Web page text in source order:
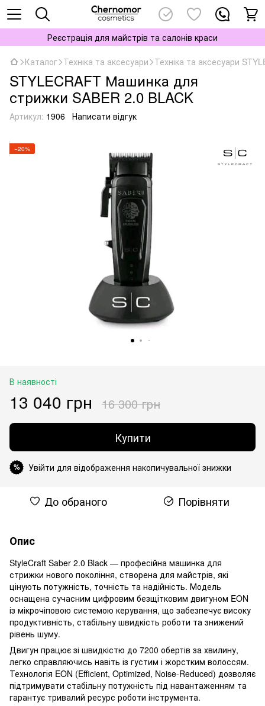
Реєстрація для майстрів та салонів краси
Каталог Техніка та аксесуари Техніка та аксесуари
STYLECRAFT Машинка для
стрижки SABER 2.0 BLACK
Артикул: 1906 Написати відгук
−20%
В наявності
13 040 грн 16 300 грн
Купити
% Увійти для відображення накопичувальної знижки
До обраного Порівняти
Опис
StyleCraft Saber 2.0 Black — професійна машинка для
стрижки нового покоління, створена для майстрів, які
цінують потужність, точність та надійність. Модель
оснащена сучасним цифровим безщітковим двигуном EON
із мікрочіповою системою керування, що забезпечує високу
продуктивність, стабільну швидкість роботи та знижений
рівень шуму.
Двигун працює зі швидкістю до 7200 обертів за хвилину,
легко справляючись навіть із густим і жорстким волоссям.
Технологія EON (Efficient, Optimized, Noise-Reduced) дозволяє
підтримувати стабільну потужність під навантаженням та
гарантує тривалий ресурс роботи інструмента.